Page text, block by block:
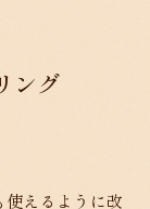
ング
えるように改